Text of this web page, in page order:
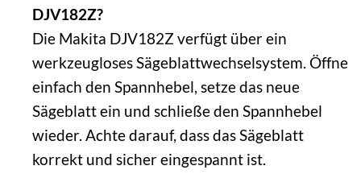
DJV182Z?
Die Makita DJV182Z verfügt über ein
werkzeugloses Sägeblattwechselsystem. Öffne
einfach den Spannhebel, setze das neue
Sägeblatt ein und schließe den Spannhebel
wieder. Achte darauf, dass das Sägeblatt
korrekt und sicher eingespannt ist.